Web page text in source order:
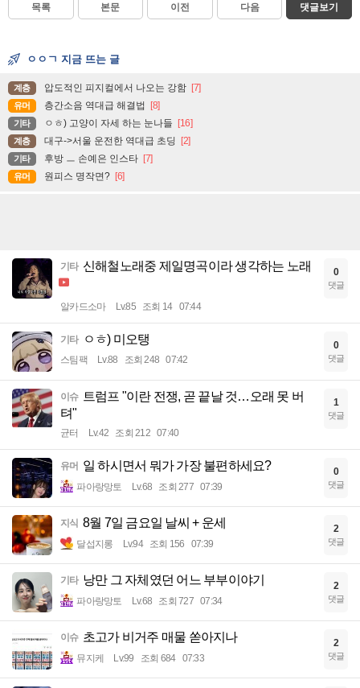
목록 본문 이전 다음 댓글보기
ㅇㅇㄱ 지금 뜨는 글
계층 압도적인 피지컬에서 나오는 강함 [7]
유머 층간소음 역대급 해결법 [8]
기타 ㅇㅎ) 고양이 자세 하는 눈나들 [16]
계층 대구->서울 운전한 역대급 초딩 [2]
기타 후방 ㅡ 손예은 인스타 [7]
유머 원피스 명작면? [6]
기타 신해철노래중 제일명곡이라 생각하는 노래
알카드소마 Lv.85 조회 14 07:44
0
댓글
기타 ㅇㅎ) 미오탱
스팀팩 Lv.88 조회 248 07:42
0
댓글
이슈
트럼프 "이란 전쟁, 곧 끝날 것…오래 못 버
텨"
균터 Lv.42 조회 212 07:40
1
댓글
유머 일 하시면서 뭐가 가장 불편하세요?
파아랑망토 Lv.68 조회 277 07:39
0
댓글
지식 8월 7일 금요일 날씨 + 운세
달섭지롱 Lv.94 조회 156 07:39
2
댓글
기타 낭만 그 자체였던 어느 부부이야기
파아랑망토 Lv.68 조회 727 07:34
2
댓글
이슈 초고가 비거주 매물 쏟아지나
뮤지케 Lv.99 조회 684 07:33
2
댓글